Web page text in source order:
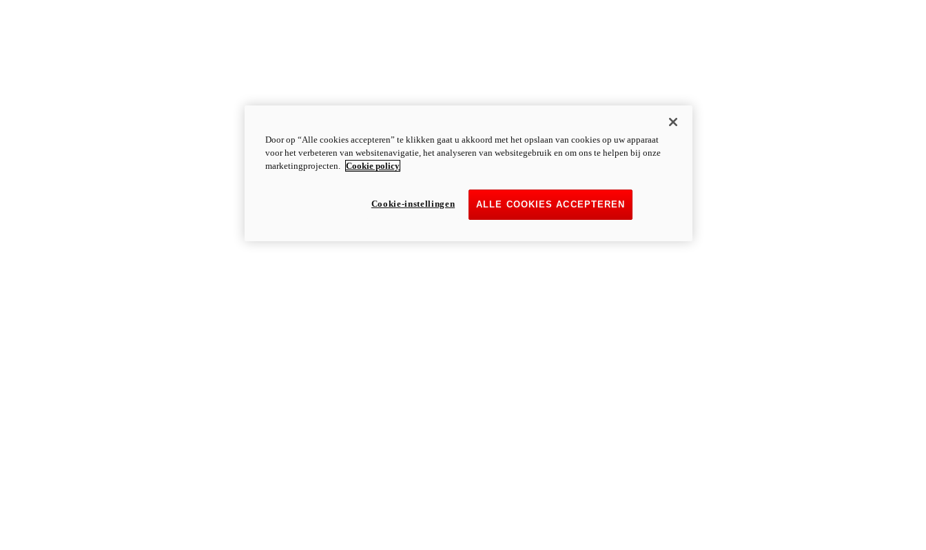
Door op “Alle cookies accepteren” te klikken gaat u akkoord met het opslaan van cookies op uw apparaat
voor het verbeteren van websitenavigatie, het analyseren van websitegebruik en om ons te helpen bij onze
marketingprojecten. Cookie policy
ALLE COOKIES ACCEPTEREN
Cookie-instellingen